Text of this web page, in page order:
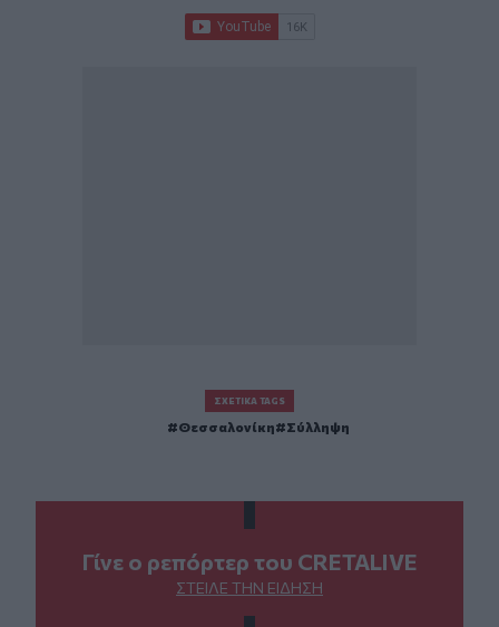
ΣΧΕΤΙΚΆ TAGS
Θεσσαλονίκη Σύλληψη
Γίνε ο ρεπόρτερ του CRETALIVE
ΣΤΕΊΛΕ ΤΗΝ ΕΊΔΗΣΗ